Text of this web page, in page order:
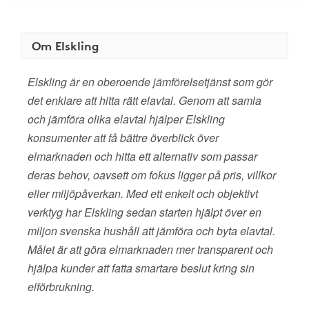
Om Elskling
Elskling är en oberoende jämförelsetjänst som gör
det enklare att hitta rätt elavtal. Genom att samla
och jämföra olika elavtal hjälper Elskling
konsumenter att få bättre överblick över
elmarknaden och hitta ett alternativ som passar
deras behov, oavsett om fokus ligger på pris, villkor
eller miljöpåverkan. Med ett enkelt och objektivt
verktyg har Elskling sedan starten hjälpt över en
miljon svenska hushåll att jämföra och byta elavtal.
Målet är att göra elmarknaden mer transparent och
hjälpa kunder att fatta smartare beslut kring sin
elförbrukning.